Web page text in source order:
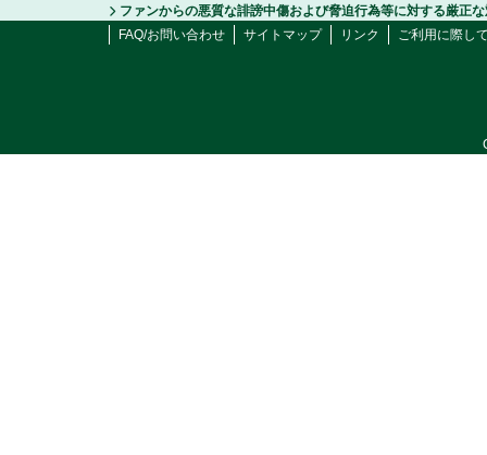
ファンからの悪質な誹謗中傷および脅迫行為等に対する厳正
FAQ/お問い合わせ
サイトマップ リンク ご利用に際し